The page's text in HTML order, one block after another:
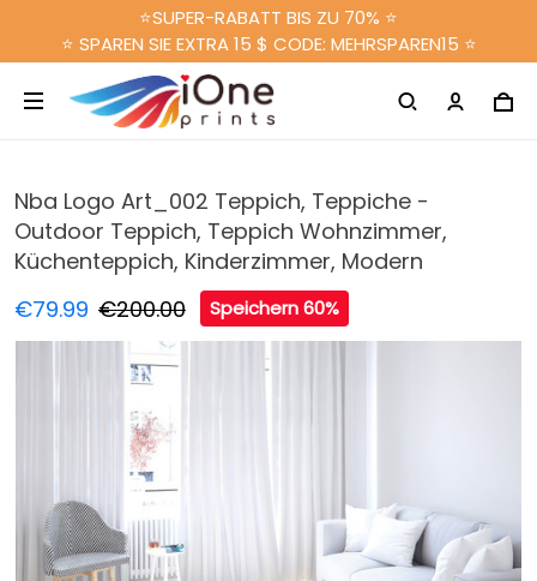
⭐SUPER-RABATT BIS ZU 70% ⭐
⭐ SPAREN SIE EXTRA 15 $ CODE: MEHRSPAREN15 ⭐
Nba Logo Art_002 Teppich, Teppiche -
Outdoor Teppich, Teppich Wohnzimmer,
Küchenteppich, Kinderzimmer, Modern
€79.99 €200.00 Speichern 60%